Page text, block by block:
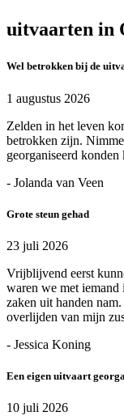
uitvaarten in
Wel betrokken bij de
1 augustus 2026
Zelden in het leven
betrokken zijn.
georganiseerd konden
- Jolanda van Veen
Grote steun gehad
23 juli 2026
Vrijblijvend eerst
waren we met iemand
zaken uit handen
overlijden van mijn
- Jessica Koning
Een eigen uitvaart
10 juli 2026